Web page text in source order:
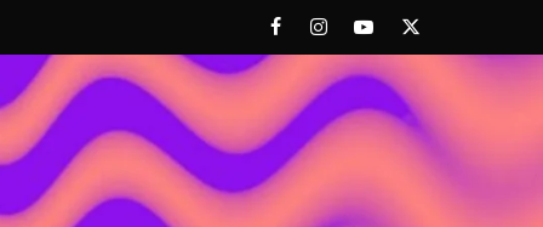
FacebookInstagramYoutubeTwitter